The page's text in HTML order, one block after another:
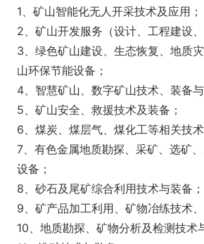
1、矿山智能化无人开采技术及应用；
2、矿山开发服务（设计、工程建设、
3、绿色矿山建设、生态恢复、地质
山环保节能设备；
4、智慧矿山、数字矿山技术、装备与
5、矿山安全、救援技术及装备；
6、煤炭、煤层气、煤化工等相关技术
7、有色金属地质勘探、采矿、选矿
设备；
8、砂石及尾矿综合利用技术与装备；
9、矿产品加工利用、矿物冶练技术
10、地质勘探、矿物分析及检测技术